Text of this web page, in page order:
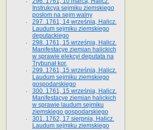
Instrukcya sejmiku ziemskiego
posłom na sejm walny
297. 1761, 14 września, Halicz.
Laudum sejmiku ziemskiego
deputackiego
298. 1761, 15 września, Halicz.
Manifestacye ziemian halickich
w sprawie elekcyi deputata na
Trybunał kor.
299. 1761, 15 września, Halicz.
Laudum sejmiku ziemskiego
gospodarskiego
300. 1761, 15 września, Halicz.
Manifestacye ziemian halickich
w sprawie laudum sejmiku
ziemskiego gospodarskiego
301. 1762, 17 sierpnia, Halicz.
Laudum sejmiku ziemskiego